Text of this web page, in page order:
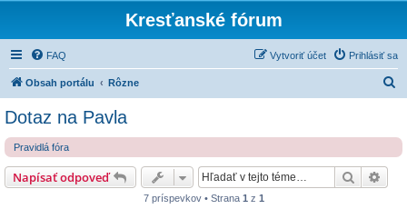
Kresťanské fórum
FAQ Prihlásiť sa
Vytvoriť účet
Obsah portálu Rôzne
Dotaz na Pavla
Pravidlá fóra
Napísať odpoveď Hľadať
7 príspevkov • Strana 1 z 1